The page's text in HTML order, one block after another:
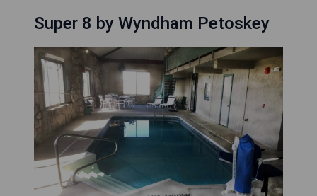
Super 8 by Wyndham Petoskey